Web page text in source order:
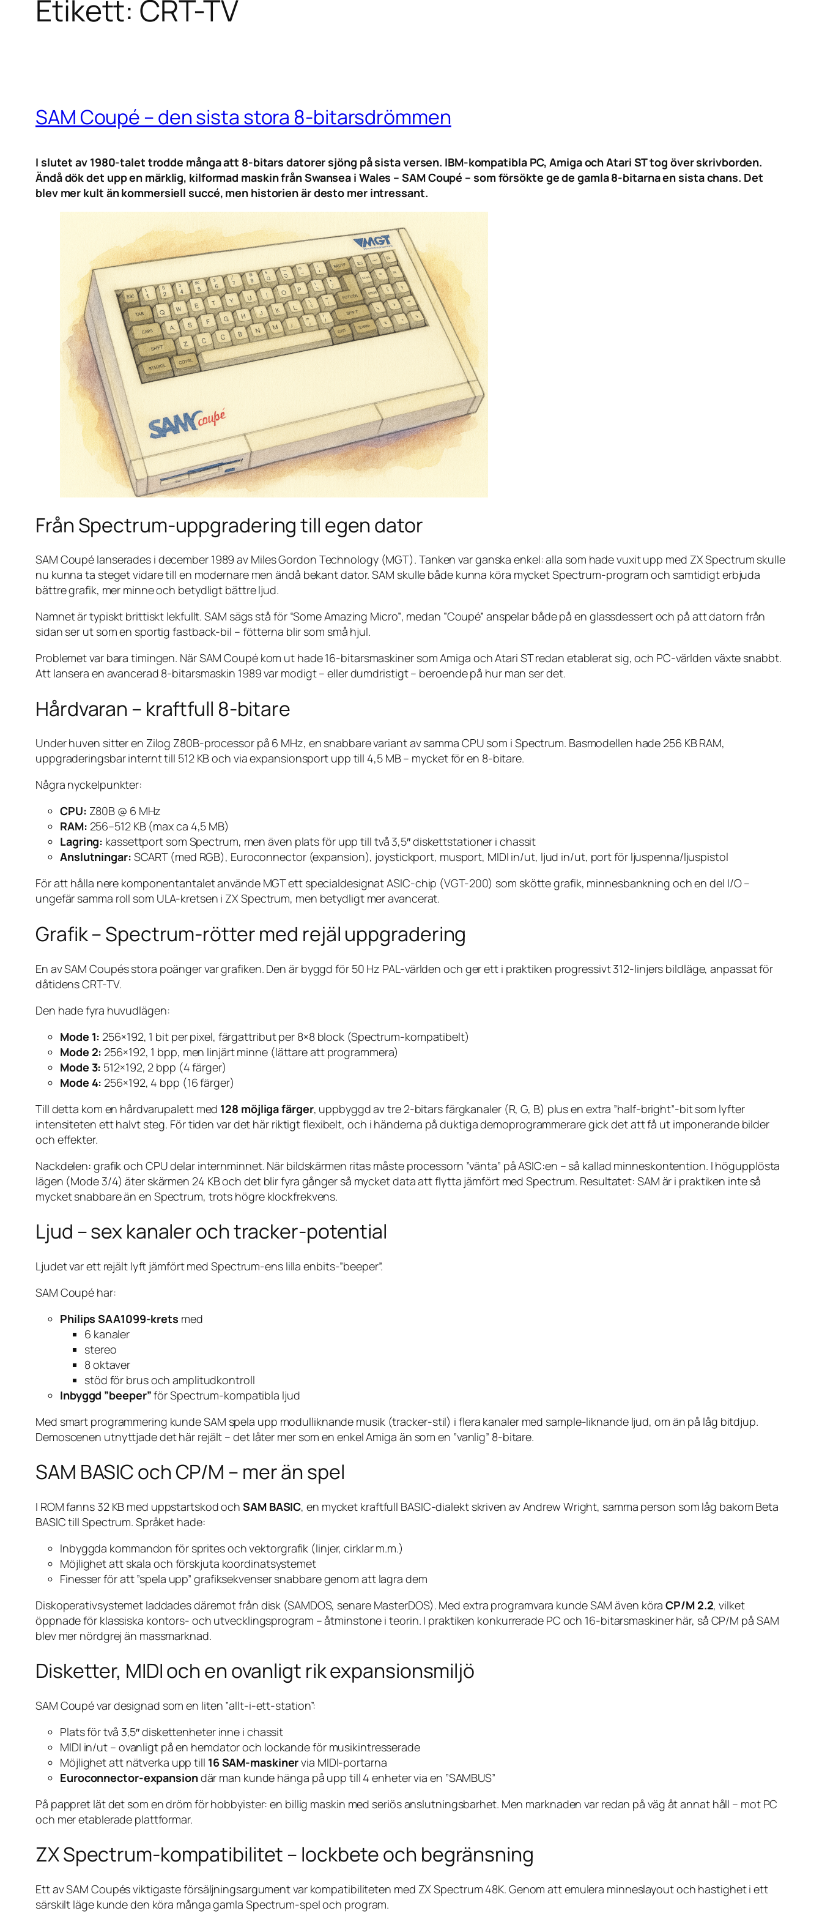
Etikett: CRT-TV
SAM Coupé – den sista stora 8-bitarsdrömmen
I slutet av 1980-talet trodde många att 8-bitars datorer sjöng på sista versen. IBM-kompatibla PC, Amiga och Atari ST tog över skrivborden.
Ändå dök det upp en märklig, kilformad maskin från Swansea i Wales – SAM Coupé – som försökte ge de gamla 8-bitarna en sista chans. Det
blev mer kult än kommersiell succé, men historien är desto mer intressant.
Från Spectrum-uppgradering till egen dator
SAM Coupé lanserades i december 1989 av Miles Gordon Technology (MGT). Tanken var ganska enkel: alla som hade vuxit upp med ZX Spectrum skulle
nu kunna ta steget vidare till en modernare men ändå bekant dator. SAM skulle både kunna köra mycket Spectrum-program och samtidigt erbjuda
bättre grafik, mer minne och betydligt bättre ljud.
Namnet är typiskt brittiskt lekfullt. SAM sägs stå för “Some Amazing Micro”, medan ”Coupé” anspelar både på en glassdessert och på att datorn från
sidan ser ut som en sportig fastback-bil – fötterna blir som små hjul.
Problemet var bara timingen. När SAM Coupé kom ut hade 16-bitarsmaskiner som Amiga och Atari ST redan etablerat sig, och PC-världen växte snabbt.
Att lansera en avancerad 8-bitarsmaskin 1989 var modigt – eller dumdristigt – beroende på hur man ser det.
Hårdvaran – kraftfull 8-bitare
Under huven sitter en Zilog Z80B-processor på 6 MHz, en snabbare variant av samma CPU som i Spectrum. Basmodellen hade 256 KB RAM,
uppgraderingsbar internt till 512 KB och via expansionsport upp till 4,5 MB – mycket för en 8-bitare.
Några nyckelpunkter:
CPU: Z80B @ 6 MHz
RAM: 256–512 KB (max ca 4,5 MB)
Lagring: kassettport som Spectrum, men även plats för upp till två 3,5″ diskettstationer i chassit
Anslutningar: SCART (med RGB), Euroconnector (expansion), joystickport, musport, MIDI in/ut, ljud in/ut, port för ljuspenna/ljuspistol
För att hålla nere komponentantalet använde MGT ett specialdesignat ASIC-chip (VGT-200) som skötte grafik, minnesbankning och en del I/O –
ungefär samma roll som ULA-kretsen i ZX Spectrum, men betydligt mer avancerat.
Grafik – Spectrum-rötter med rejäl uppgradering
En av SAM Coupés stora poänger var grafiken. Den är byggd för 50 Hz PAL-världen och ger ett i praktiken progressivt 312-linjers bildläge, anpassat för
dåtidens CRT-TV.
Den hade fyra huvudlägen:
Mode 1: 256×192, 1 bit per pixel, färgattribut per 8×8 block (Spectrum-kompatibelt)
Mode 2: 256×192, 1 bpp, men linjärt minne (lättare att programmera)
Mode 3: 512×192, 2 bpp (4 färger)
Mode 4: 256×192, 4 bpp (16 färger)
Till detta kom en hårdvarupalett med 128 möjliga färger, uppbyggd av tre 2-bitars färgkanaler (R, G, B) plus en extra ”half-bright”-bit som lyfter
intensiteten ett halvt steg. För tiden var det här riktigt flexibelt, och i händerna på duktiga demoprogrammerare gick det att få ut imponerande bilder
och effekter.
Nackdelen: grafik och CPU delar internminnet. När bildskärmen ritas måste processorn ”vänta” på ASIC:en – så kallad minneskontention. I högupplösta
lägen (Mode 3/4) äter skärmen 24 KB och det blir fyra gånger så mycket data att flytta jämfört med Spectrum. Resultatet: SAM är i praktiken inte så
mycket snabbare än en Spectrum, trots högre klockfrekvens.
Ljud – sex kanaler och tracker-potential
Ljudet var ett rejält lyft jämfört med Spectrum-ens lilla enbits-”beeper”.
SAM Coupé har:
Philips SAA1099-krets med
6 kanaler
stereo
8 oktaver
stöd för brus och amplitudkontroll
Inbyggd ”beeper”för Spectrum-kompatibla ljud
Med smart programmering kunde SAM spela upp modulliknande musik (tracker-stil) i flera kanaler med sample-liknande ljud, om än på låg bitdjup.
Demoscenen utnyttjade det här rejält – det låter mer som en enkel Amiga än som en ”vanlig” 8-bitare.
SAM BASIC och CP/M – mer än spel
I ROM fanns 32 KB med uppstarts­kod ochSAM BASIC, en mycket kraftfull BASIC-dialekt skriven av Andrew Wright, samma person som låg bakom Beta
BASIC till Spectrum. Språket hade:
Inbyggda kommandon för sprites och vektorgrafik (linjer, cirklar m.m.)
Möjlighet att skala och förskjuta koordinatsystemet
Finesser för att ”spela upp” grafiksekvenser snabbare genom att lagra dem
Diskoperativsystemet laddades däremot från disk (SAMDOS, senare MasterDOS). Med extra programvara kunde SAM även köraCP/M 2.2, vilket
öppnade för klassiska kontors- och utvecklingsprogram – åtminstone i teorin. I praktiken konkurrerade PC och 16-bitarsmaskiner här, så CP/M på SAM
blev mer nördgrej än massmarknad.
Disketter, MIDI och en ovanligt rik expansionsmiljö
SAM Coupé var designad som en liten ”allt-i-ett-station”:
Plats för två 3,5″ diskettenheter inne i chassit
MIDI in/ut – ovanligt på en hem­dator och lockande för musikintresserade
Möjlighet att nätverka upp till 16 SAM-maskinervia MIDI-portarna
Euroconnector-expansiondär man kunde hänga på upp till 4 enheter via en ”SAMBUS”
På pappret lät det som en dröm för hobbyister: en billig maskin med seriös anslutningsbarhet. Men marknaden var redan på väg åt annat håll – mot PC
och mer etablerade plattformar.
ZX Spectrum-kompatibilitet – lockbete och begränsning
Ett av SAM Coupés viktigaste försäljningsargument var kompatibiliteten med ZX Spectrum 48K. Genom att emulera minneslayout och hastighet i ett
särskilt läge kunde den köra många gamla Spectrum-spel och program.